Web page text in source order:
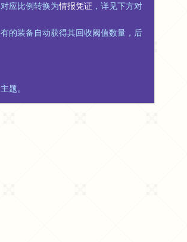
应比例转换为情报凭证 ，详见下方对
的装备自动获得其回收阈值数量，后
主题。